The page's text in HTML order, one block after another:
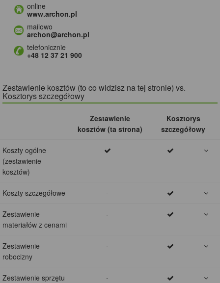
online
www.archon.pl
mailowo
archon@archon.pl
telefonicznie
+48 12 37 21 900
Zestawienie kosztów (to co widzisz na tej stronie) vs.
Kosztorys szczegółowy
Zestawienie
kosztów (ta strona)
Kosztorys
szczegółowy
Koszty ogólne
(zestawienie
kosztów)
Koszty szczegółowe -
Zestawienie
materiałów z cenami
-
Zestawienie
robocizny
-
Zestawienie sprzętu -